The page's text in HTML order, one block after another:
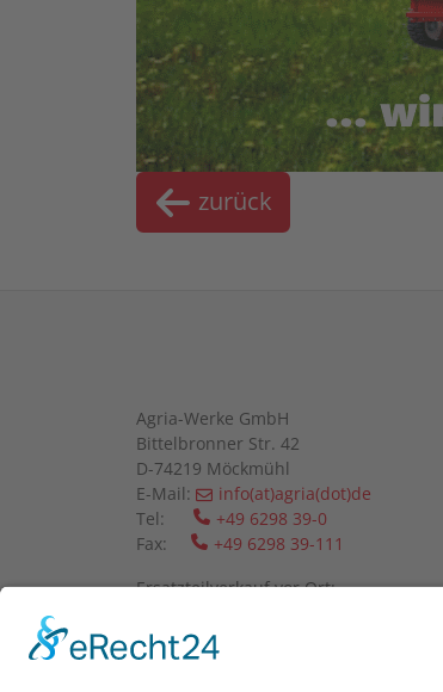
zurück
Agria-Werke GmbH
Bittelbronner Str. 42
D-74219 Möckmühl
E-Mail:
info(at)agria(dot)de
Tel:
+49 6298 39-0
Fax:
+49 6298 39-111
Ersatzteilverkauf vor Ort:
Wir bitten um telefonische Anmeldung.